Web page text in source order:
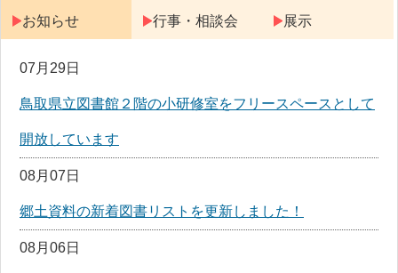
お知らせ 行事・相談会 展示
07月29日
鳥取県立図書館２階の小研修室をフリースペースとして
開放しています
08月07日
郷土資料の新着図書リストを更新しました！
08月06日